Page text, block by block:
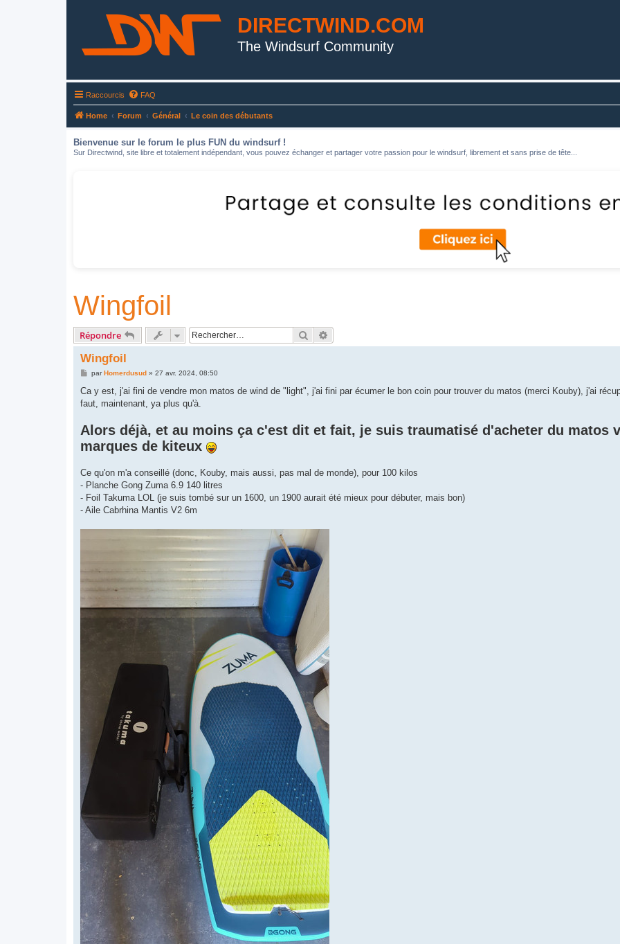
DIRECTWIND.COM
The Windsurf Community
Raccourcis FAQ
Home Forum Général Le coin des débutants
Bienvenue sur le forum le plus FUN du windsurf !
Sur Directwind, site libre et totalement indépendant, vous pouvez échanger et partager votre passion pour le windsurf, librement et sans prise de tête...
Wingfoil
Répondre Rechercher
Wingfoil
M
s
a
parHomerdusud» 27 avr. 2024, 08:50
Ca y est, j'ai fini de vendre mon matos de wind de "light", j'ai fini par écumer le bon coin pour trouver du matos (merci Kouby), j'ai
faut, maintenant, ya plus qu'à.
Alors déjà, et au moins ça c'est dit et fait, je suis traumatisé d'acheter du matos
marques de kiteux
Ce qu'on m'a conseillé (donc, Kouby, mais aussi, pas mal de monde), pour 100 kilos
- Planche Gong Zuma 6.9 140 litres
- Foil Takuma LOL (je suis tombé sur un 1600, un 1900 aurait été mieux pour débuter, mais bon)
- Aile Cabrhina Mantis V2 6m